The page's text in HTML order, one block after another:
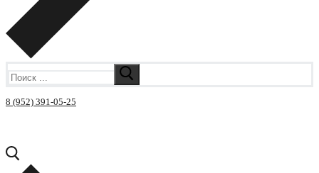
8 (952) 391-05-25